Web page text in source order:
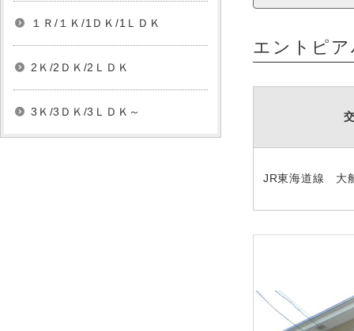
エントピ
JR東海道線 大
１Ｒ/１Ｋ/1ＤＫ/1ＬＤＫ
2Ｋ/2ＤＫ/2ＬＤＫ
3Ｋ/3ＤＫ/3ＬＤＫ～